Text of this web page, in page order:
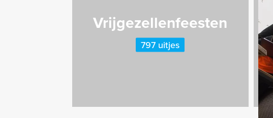
Vrijgezellenfeesten
797 uitjes